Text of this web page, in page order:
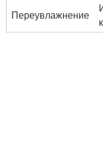
Переувлажнение